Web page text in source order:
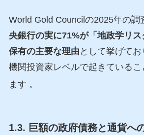
World Gold Councilの2025年の調
央銀行の実に71%が「地政学リ
保有の主要な理由 として挙げて
機関投資家レベルで起きている
ます 。
1.3. 巨額の政府債務と通貨へ